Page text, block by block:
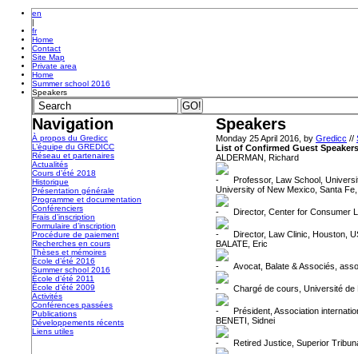
en
|
fr
Home
Contact
Site Map
Private area
Home
Summer school 2016
Speakers
Navigation
À propos du Gredicc
L’équipe du GREDICC
Réseau et partenaires
Actualités
Cours d’été 2018
Historique
Présentation générale
Programme et documentation
Conférenciers
Frais d’inscription
Formulaire d’inscription
Procédure de paiement
Recherches en cours
Thèses et mémoires
École d’été 2016
Summer school 2016
École d’été 2011
École d’été 2009
Activités
Conférences passées
Publications
Développements récents
Liens utiles
Speakers
Monday 25 April 2016, by Gredicc //
List of Confirmed Guest Speakers
ALDERMAN, Richard
Professor, Law School,
University of New Mexico, Santa
Director, Center for Consumer
Director, Law Clinic, Houston,
BALATE, Eric
Avocat, Balate & Associés,
Chargé de cours, Université de
Président, Association
BENETI, Sidnei
Retired Justice, Superior